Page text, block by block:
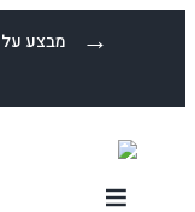
מבצע על כל →